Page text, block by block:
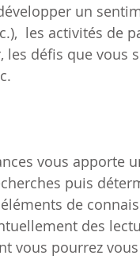
un
les activités de
défis que vous
vous apporte
puis
de
des
vous pourrez